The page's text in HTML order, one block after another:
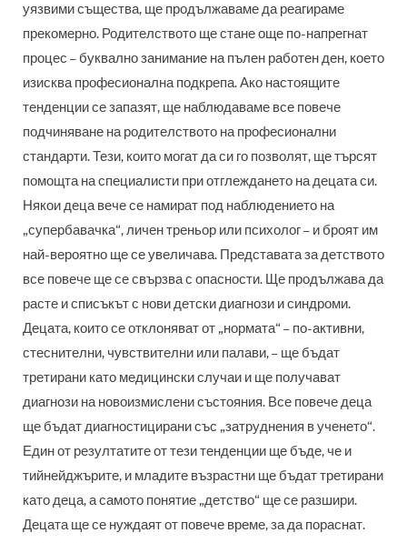
уязвими същества, ще продължаваме да реагираме
прекомерно. Родителството ще стане още по-напрегнат
процес – буквално занимание на пълен работен ден, което
изисква професионална подкрепа. Ако настоящите
тенденции се запазят, ще наблюдаваме все повече
подчиняване на родителството на професионални
стандарти. Тези, които могат да си го позволят, ще търсят
помощта на специалисти при отглеждането на децата си.
Някои деца вече се намират под наблюдението на
„супербавачка“, личен треньор или психолог – и броят им
най-вероятно ще се увеличава. Представата за детството
все повече ще се свързва с опасности. Ще продължава да
расте и списъкът с нови детски диагнози и синдроми.
Децата, които се отклоняват от „нормата“ – по-активни,
стеснителни, чувствителни или палави, – ще бъдат
третирани като медицински случаи и ще получават
диагнози на новоизмислени състояния. Все повече деца
ще бъдат диагностицирани със „затруднения в ученето“.
Един от резултатите от тези тенденции ще бъде, че и
тийнейджърите, и младите възрастни ще бъдат третирани
като деца, а самото понятие „детство“ ще се разшири.
Децата ще се нуждаят от повече време, за да пораснат.